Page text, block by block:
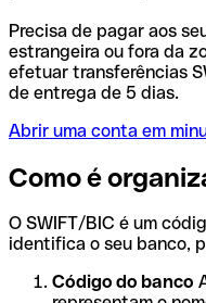
Precisa de pagar aos
estrangeira ou fora da
efetuar transferências
de entrega de 5 dias.
Abrir uma conta em
Como é
O SWIFT/BIC é um
identifica o seu banco,
Código do banco